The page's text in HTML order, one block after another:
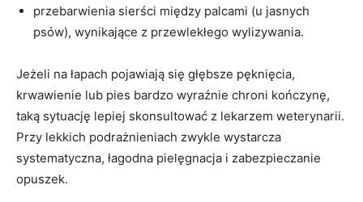
przebarwienia sierści między palcami (u jasnych
psów), wynikające z przewlekłego wylizywania.
Jeżeli na łapach pojawiają się głębsze pęknięcia,
krwawienie lub pies bardzo wyraźnie chroni kończynę,
taką sytuację lepiej skonsultować z lekarzem weterynarii.
Przy lekkich podrażnieniach zwykle wystarcza
systematyczna, łagodna pielęgnacja i zabezpieczanie
opuszek.